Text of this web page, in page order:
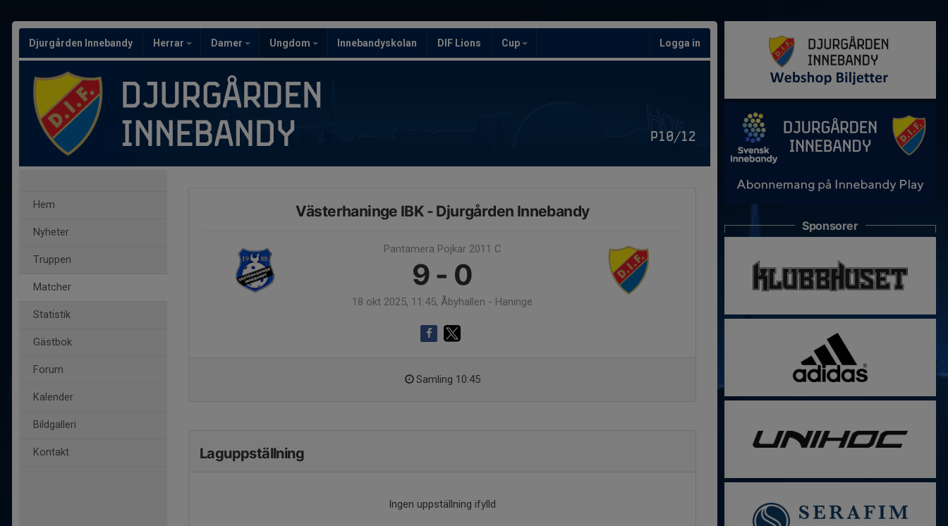
Djurgården Innebandy Herrar Damer Ungdom Innebandyskolan DIF Lions Cup Logga in
P10/12
Hem
Nyheter
Truppen
Matcher
Statistik
Gästbok
Forum
Kalender
Bildgalleri
Kontakt
Västerhaninge IBK - Djurgården Innebandy
Pantamera Pojkar 2011 C
9 - 0
18 okt 2025, 11:45, Åbyhallen - Haninge
Samling 10:45
Laguppställning
Ingen uppställning ifylld
Sponsorer